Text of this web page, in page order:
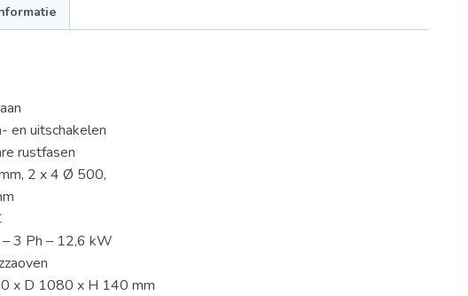
en uitschakelen
rustfasen
2 x 4 Ø 500,
3 Ph – 12,6 kW
x D 1080 x H 140 mm